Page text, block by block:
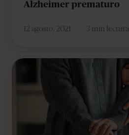
Alzheimer prematuro
12 agosto, 2021 3 min lectura
Asociaciones
familiares